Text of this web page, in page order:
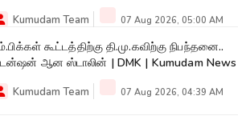
Kumudam Team 07 Aug 2026, 05:00 AM
கூட்டத்திற்கு தி.மு.கவிற்கு நிபந்தனை..
ஆன ஸ்டாலின் | DMK | Kumudam News
Kumudam Team 07 Aug 2026, 04:39 AM